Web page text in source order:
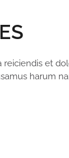
et
harum